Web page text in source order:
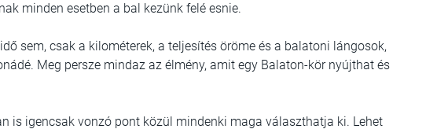
minden esetben a bal kezünk felé esnie.
sem, csak a kilométerek, a teljesítés öröme és a balatoni lángosok,
Meg persze mindaz az élmény, amit egy Balaton-kör nyújthat és
is igencsak vonzó pont közül mindenki maga választhatja ki. Lehet